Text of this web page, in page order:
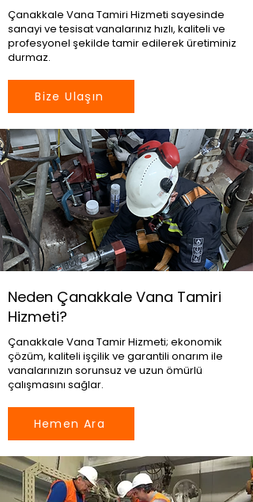
Çanakkale Vana Tamiri Hizmeti sayesinde
sanayi ve tesisat vanalarınız hızlı, kaliteli ve
profesyonel şekilde tamir edilerek üretiminiz
durmaz.
Bize Ulaşın
Neden Çanakkale Vana Tamiri
Hizmeti?
Çanakkale Vana Tamir Hizmeti; ekonomik
çözüm, kaliteli işçilik ve garantili onarım ile
vanalarınızın sorunsuz ve uzun ömürlü
çalışmasını sağlar.
Hemen Ara